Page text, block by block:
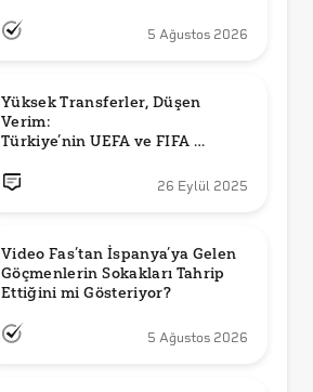
5 Ağustos 2026
Yüksek Transferler, Düşen
Verim:
Türkiye’nin UEFA ve FIFA
26 Eylül 2025
Video Fas’tan İspanya’ya Gelen
Göçmenlerin Sokakları Tahrip
Ettiğini mi Gösteriyor?
5 Ağustos 2026